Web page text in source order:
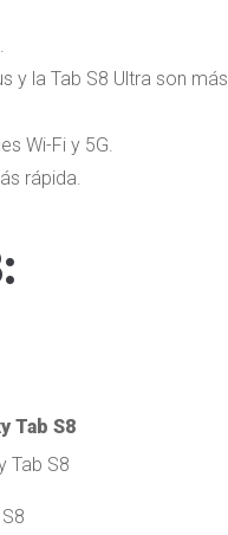
y la Tab S8 Ultra son más
Wi-Fi y 5G.
rápida.
Tab S8
Tab S8